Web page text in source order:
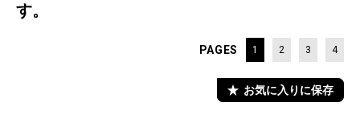
す。
PAGES 1 2 3 4
お気に入りに保存